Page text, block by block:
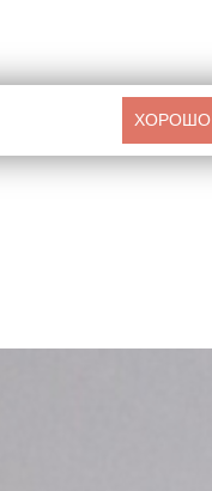
ХОРОШО